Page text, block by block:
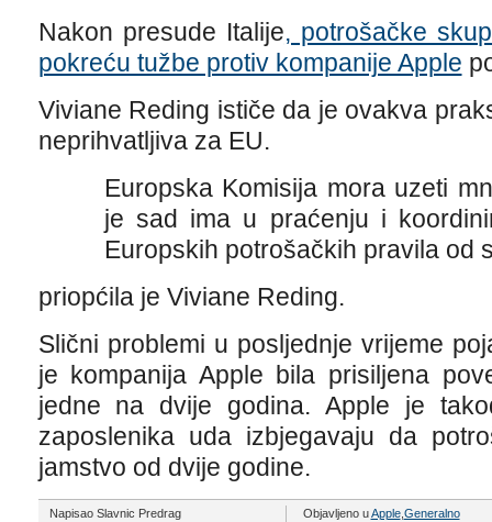
Nakon presude Italije, potrošačke
pokreću tužbe protiv kompanije Apple
Viviane Reding ističe da je ovakva
neprihvatljiva za EU.
Europska Komisija mora uzeti
je sad ima u praćenju i
Europskih potrošačkih pravila od
priopćila je Viviane Reding.
Slični problemi u posljednje vrijeme
je kompanija Apple bila prisiljena
jedne na dvije godina. Apple je
zaposlenika uda izbjegavaju da
jamstvo od dvije godine.
Napisao Slavnic Predrag
Objavljeno uApple, Generalno